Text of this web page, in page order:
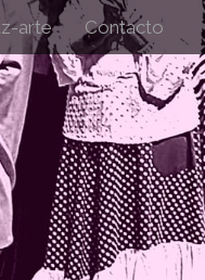
arte Contacto